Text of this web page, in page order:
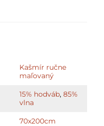
Kašmír ručne
maľovaný
15% hodváb, 85%
vlna
70x200cm